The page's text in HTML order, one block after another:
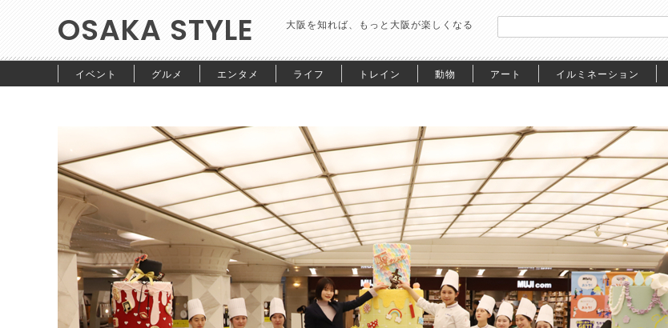
OSAKA STYLE 大阪を知れば、もっと大阪が楽しくなる
イベント グルメ エンタメ ライフ トレイン 動物 アート イルミネーション